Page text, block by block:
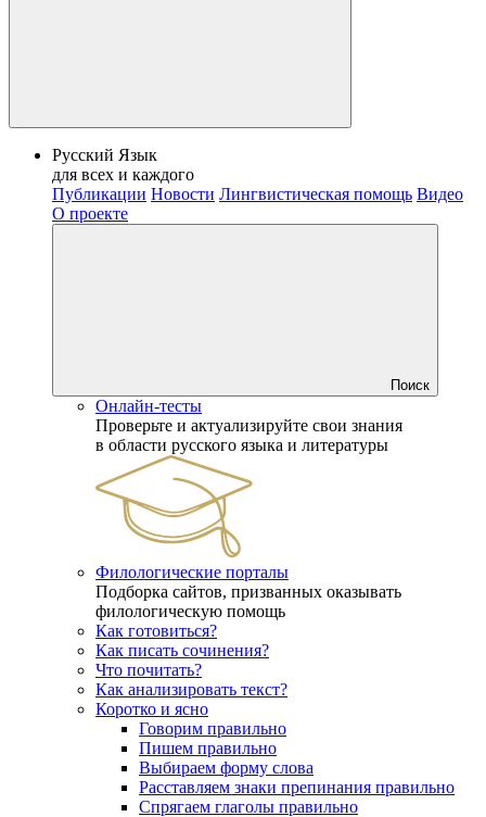
Русский Язык
для всех и каждого
Публикации Новости Лингвистическая помощь Видео
О проекте
Поиск
Онлайн-тесты
Проверьте и актуализируйте свои знания
в области русского языка и литературы
Филологические порталы
Подборка сайтов, призванных оказывать
филологическую помощь
Как готовиться?
Как писать сочинения?
Что почитать?
Как анализировать текст?
Коротко и ясно
Говорим правильно
Пишем правильно
Выбираем форму слова
Расставляем знаки препинания правильно
Спрягаем глаголы правильно